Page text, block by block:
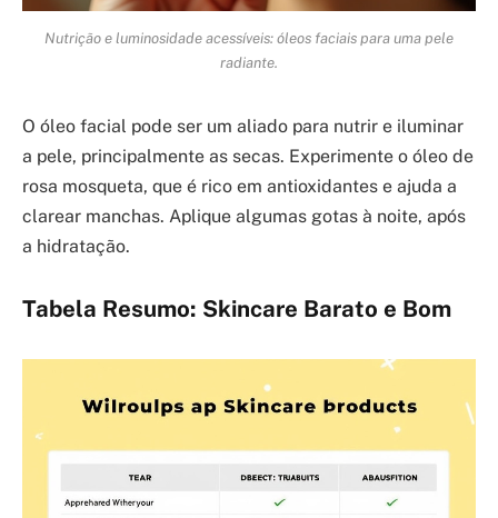
Nutrição e luminosidade acessíveis: óleos faciais para uma pele
radiante.
O óleo facial pode ser um aliado para nutrir e iluminar
a pele, principalmente as secas. Experimente o óleo de
rosa mosqueta, que é rico em antioxidantes e ajuda a
clarear manchas. Aplique algumas gotas à noite, após
a hidratação.
Tabela Resumo: Skincare Barato e Bom